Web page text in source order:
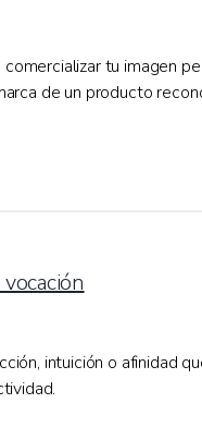
tu imagen
de un producto
intuición o afinidad